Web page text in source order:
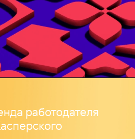
работодателя